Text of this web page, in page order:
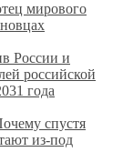
мирового
России и
российской
года
спустя
из-под